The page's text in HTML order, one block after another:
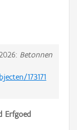
Betonnen
173171
Erfgoed